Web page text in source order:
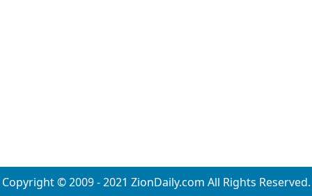
Copyright © 2009 - 2021 ZionDaily.com All Rights Reserved.